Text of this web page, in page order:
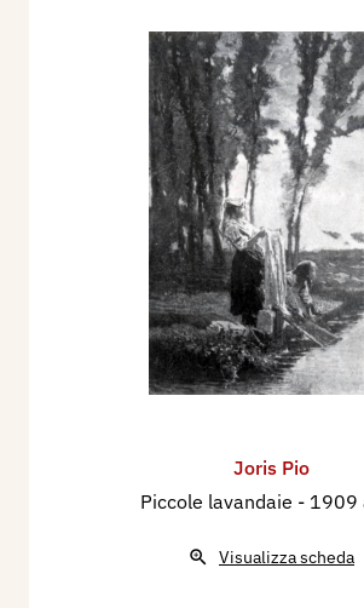
Joris Pio
Piccole lavandaie - 1909
Visualizza scheda